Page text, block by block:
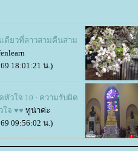
ดียวที่ลาวสามคืนสาม
18:01:21 น.)
หัวใจ 10 · ความรับผิด
ใจ ♥♥ ทูน่าค่ะ
09:56:02 น.)